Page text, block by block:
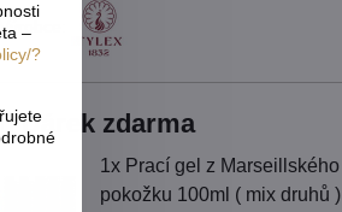
Výrobce:
Dárek zdarma
1x Prací gel z
pokožku 100ml ( mix druhů )
–
?